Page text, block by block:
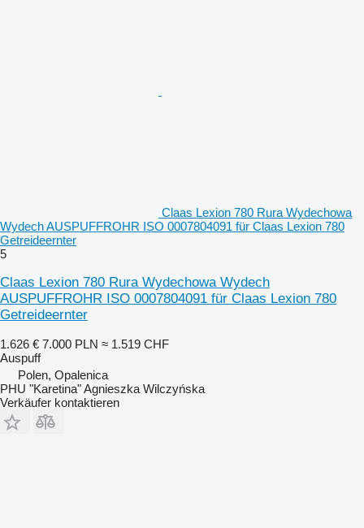
Claas Lexion 780 Rura Wydechowa
Wydech AUSPUFFROHR ISO 0007804091 für Claas Lexion 780
Getreideernter
5
Claas Lexion 780 Rura Wydechowa Wydech
AUSPUFFROHR ISO 0007804091 für Claas Lexion 780
Getreideernter
1.626 € 7.000 PLN ≈ 1.519 CHF
Auspuff
Polen, Opalenica
PHU "Karetina" Agnieszka Wilczyńska
Verkäufer kontaktieren